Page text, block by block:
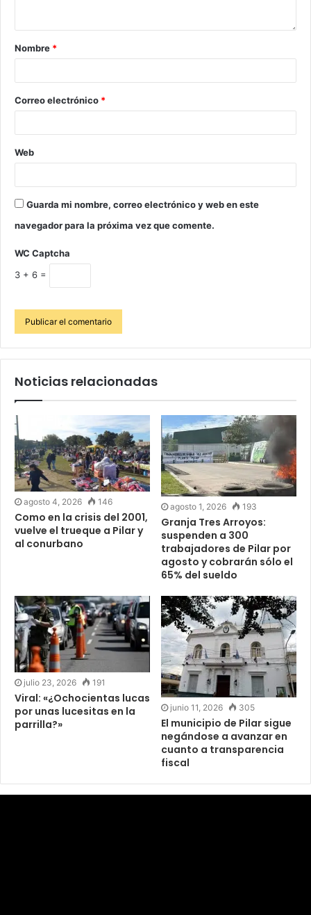
Nombre *
Correo electrónico *
Web
Guarda mi nombre, correo electrónico y web en este
navegador para la próxima vez que comente.
WC Captcha
3 + 6 =
Noticias relacionadas
agosto 4, 2026 146
Como en la crisis del 2001,
vuelve el trueque a Pilar y
al conurbano
agosto 1, 2026 193
Granja Tres Arroyos:
suspenden a 300
trabajadores de Pilar por
agosto y cobrarán sólo el
65% del sueldo
julio 23, 2026 191
Viral: «¿Ochocientas lucas
por unas lucesitas en la
parrilla?»
junio 11, 2026 305
El municipio de Pilar sigue
negándose a avanzar en
cuanto a transparencia
fiscal